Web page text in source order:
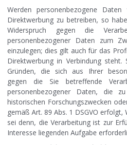
Werden personenbezogene
Direktwerbung zu betreiben, so
Widerspruch gegen die
personenbezogener Daten zum
einzulegen; dies gilt auch für das
Direktwerbung in Verbindung steht.
Gründen, die sich aus Ihrer
gegen die Sie betreffende
personenbezogener Daten, die
historischen Forschungszwecken
gemäß Art. 89 Abs. 1 DSGVO erfolgt,
sei denn, die Verarbeitung ist zur
Interesse liegenden Aufgabe